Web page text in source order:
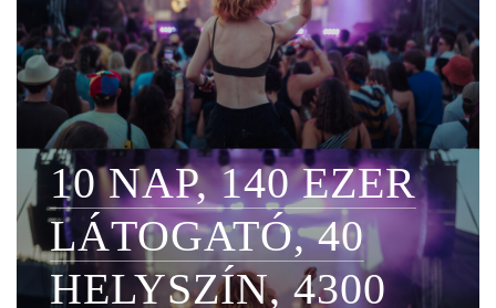
10 NAP, 140 EZER
LÁTOGATÓ, 40
HELYSZÍN, 4300